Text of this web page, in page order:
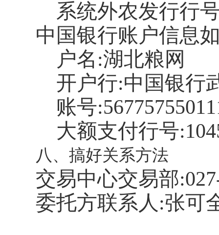
系统外农发行行
中国银行账户信息
户名 :湖北粮网
开户行:中国银行
账号
大额支付行号
八、搞好关系方法
交易中心交易部
委托方联系人 :张可